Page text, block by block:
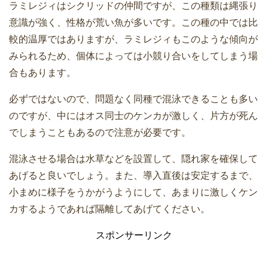
ラミレジィはシクリッドの仲間ですが、この種類は縄張り
意識が強く、性格が荒い魚が多いです。この種の中では比
較的温厚ではありますが、ラミレジィもこのような傾向が
みられるため、個体によっては小競り合いをしてしまう場
合もあります。
必ずではないので、問題なく同種で混泳できることも多い
のですが、中にはオス同士のケンカが激しく、片方が死ん
でしまうこともあるので注意が必要です。
混泳させる場合は水草などを設置して、隠れ家を確保して
あげると良いでしょう。また、導入直後は安定するまで、
小まめに様子をうかがうようにして、あまりに激しくケン
カするようであれば隔離してあげてください。
スポンサーリンク